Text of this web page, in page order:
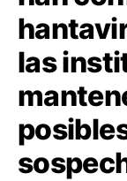
las